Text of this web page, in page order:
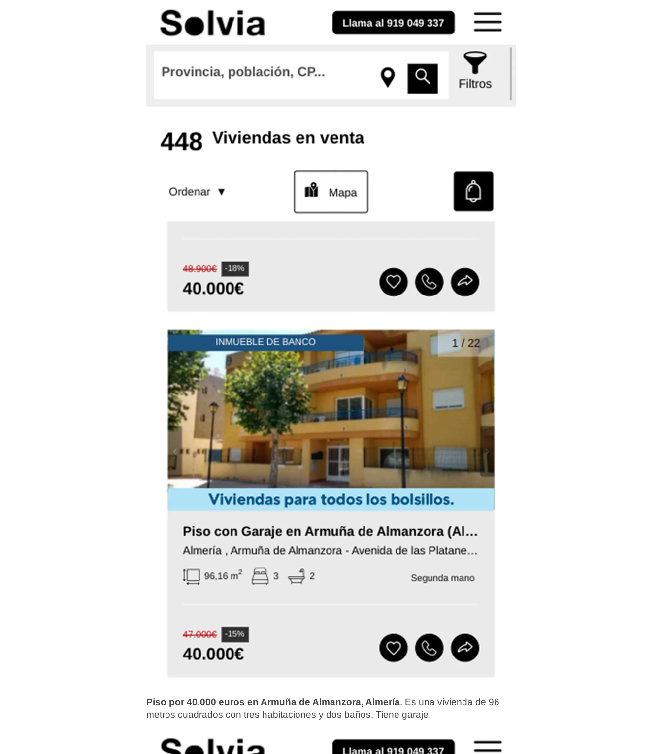
Piso por 40.000 euros en Armuña de Almanzora, Almería. Es una vivienda de 96
metros cuadrados con tres habitaciones y dos baños. Tiene garaje.